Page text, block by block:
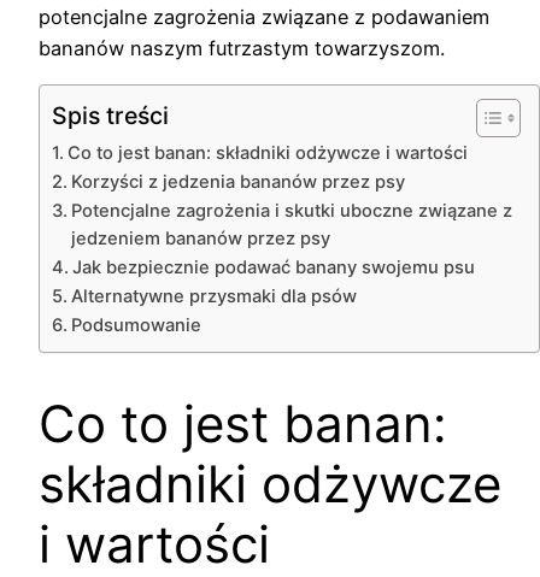
potencjalne zagrożenia związane z podawaniem
bananów naszym futrzastym towarzyszom.
Spis treści
Co to jest banan: składniki odżywcze i wartości
Korzyści z jedzenia bananów przez psy
Potencjalne zagrożenia i skutki uboczne związane z
jedzeniem bananów przez psy
Jak bezpiecznie podawać banany swojemu psu
Alternatywne przysmaki dla psów
Podsumowanie
Co to jest banan:
składniki odżywcze
i wartości